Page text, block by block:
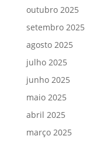
outubro 2025
setembro 2025
agosto 2025
julho 2025
junho 2025
maio 2025
abril 2025
março 2025